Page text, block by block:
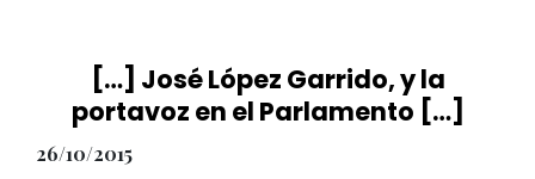
[…] José López Garrido, y la
portavoz en el Parlamento […]
26/10/2015